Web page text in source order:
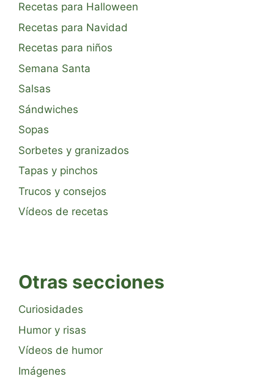
Recetas para Halloween
Recetas para Navidad
Recetas para niños
Semana Santa
Salsas
Sándwiches
Sopas
Sorbetes y granizados
Tapas y pinchos
Trucos y consejos
Vídeos de recetas
Otras secciones
Curiosidades
Humor y risas
Vídeos de humor
Imágenes